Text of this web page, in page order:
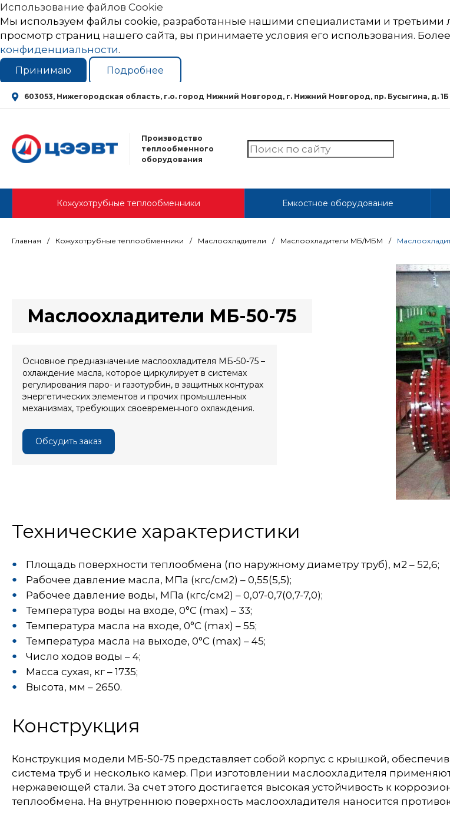
Использование файлов Cookie
Мы используем файлы cookie, разработанные нашими специалистами и
просмотр страниц нашего сайта, вы принимаете условия его использования.
конфиденциальности.
Принимаю Подробнее
603053, Нижегородская область, г.о. город Нижний Новгород, г. Нижний Новгород, пр. Бусыгина, д. 1Б
Производство
теплообменного
оборудования
Кожухотрубные теплообменники Емкостное оборудование
Главная / Кожухотрубные теплообменники / Маслоохладители / Маслоохладители МБ/МБМ /
Маслоохладители МБ-50-75
Обсудить заказ
Основное предназначение маслоохладителя МБ-50-75 –
охлаждение масла, которое циркулирует в системах
регулирования паро- и газотурбин, в защитных контурах
энергетических элементов и прочих промышленных
механизмах, требующих своевременного охлаждения.
Технические характеристики
Площадь поверхности теплообмена (по наружному диаметру труб), м2 – 52,6;
Рабочее давление масла, МПа (кгс/см2) – 0,55(5,5);
Рабочее давление воды, МПа (кгс/см2) – 0,07-0,7(0,7-7,0);
Температура воды на входе, 0°С (max) – 33;
Температура масла на входе, 0°С (max) – 55;
Температура масла на выходе, 0°С (max) – 45;
Число ходов воды – 4;
Масса сухая, кг – 1735;
Высота, мм – 2650.
Конструкция
Конструкция модели МБ-50-75 представляет собой корпус с крышкой,
система труб и несколько камер. При изготовлении маслоохладителя
нержавеющей стали. За счет этого достигается высокая устойчивость к
теплообмена. На внутреннюю поверхность маслоохладителя наносится